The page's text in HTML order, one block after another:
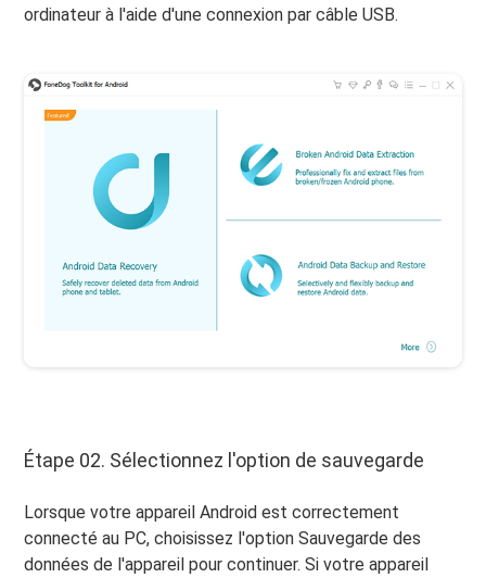
ordinateur à l'aide d'une connexion par câble USB.
Étape 02. Sélectionnez l'option de sauvegarde
Lorsque votre appareil Android est correctement
connecté au PC, choisissez l'option Sauvegarde des
données de l'appareil pour continuer. Si votre appareil